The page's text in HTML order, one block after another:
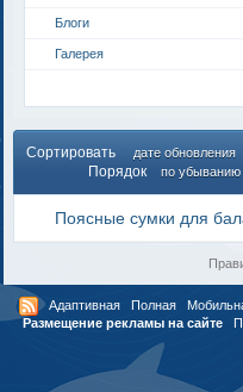
Блоги
Галерея
Сортировать дате обновления
Порядок по убыванию
Поясные сумки для
Адаптивная Полная
Размещение рекламы на сайте